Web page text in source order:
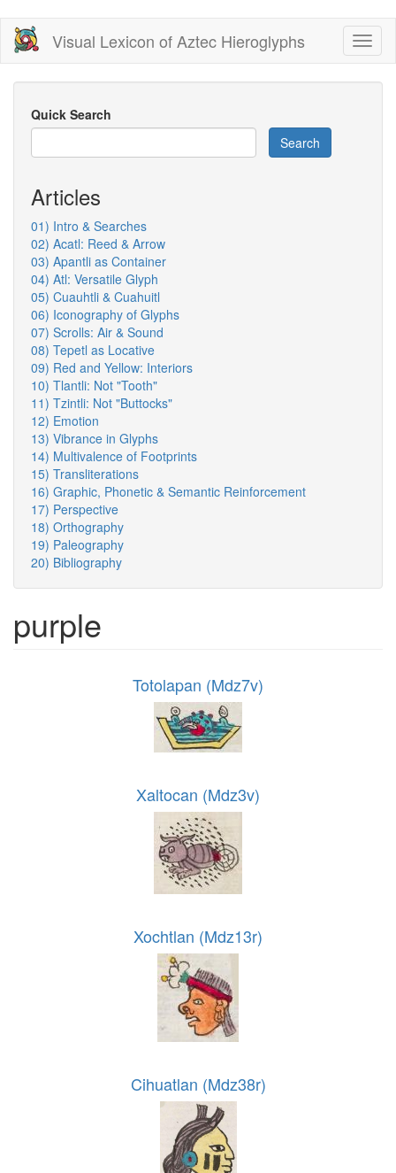
Skip
main
content
Visual Lexicon of Aztec Hieroglyphs
Quick Search
Search
Articles
01) Intro & Searches
02) Acatl: Reed & Arrow
03) Apantli as Container
04) Atl: Versatile Glyph
05) Cuauhtli & Cuahuitl
06) Iconography of Glyphs
07) Scrolls: Air & Sound
08) Tepetl as Locative
09) Red and Yellow: Interiors
10) Tlantli: Not "Tooth"
11) Tzintli: Not "Buttocks"
12) Emotion
13) Vibrance in Glyphs
14) Multivalence of Footprints
15) Transliterations
16) Graphic, Phonetic & Semantic Reinforcement
17) Perspective
18) Orthography
19) Paleography
20) Bibliography
purple
Totolapan (Mdz7v)
Xaltocan (Mdz3v)
Xochtlan (Mdz13r)
Cihuatlan (Mdz38r)